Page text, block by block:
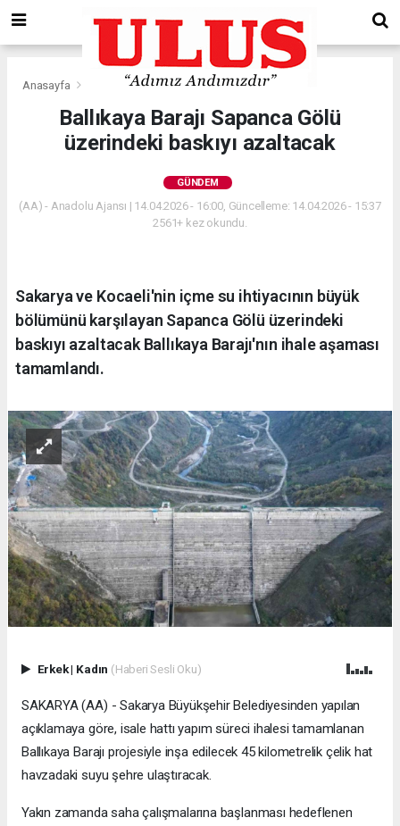
Anasayfa Gündem
Ballıkaya Barajı Sapanca Gölü
üzerindeki baskıyı azaltacak
GÜNDEM
(AA) - Anadolu Ajansı | 14.04.2026 - 16:00, Güncelleme: 14.04.2026 - 15:37
2561+ kez okundu.
Sakarya ve Kocaeli'nin içme su ihtiyacının büyük
bölümünü karşılayan Sapanca Gölü üzerindeki
baskıyı azaltacak Ballıkaya Barajı'nın ihale aşaması
tamamlandı.
Erkek| Kadın (Haberi Sesli Oku)
SAKARYA (AA) - Sakarya Büyükşehir Belediyesinden yapılan
açıklamaya göre, isale hattı yapım süreci ihalesi tamamlanan
Ballıkaya Barajı projesiyle inşa edilecek 45 kilometrelik çelik hat
havzadaki suyu şehre ulaştıracak.
Yakın zamanda saha çalışmalarına başlanması hedeflenen